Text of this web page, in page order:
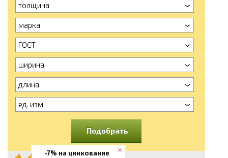
толщина
марка
ГОСТ
ширина
длина
ед. изм.
Подобрать
-7% на цинкование